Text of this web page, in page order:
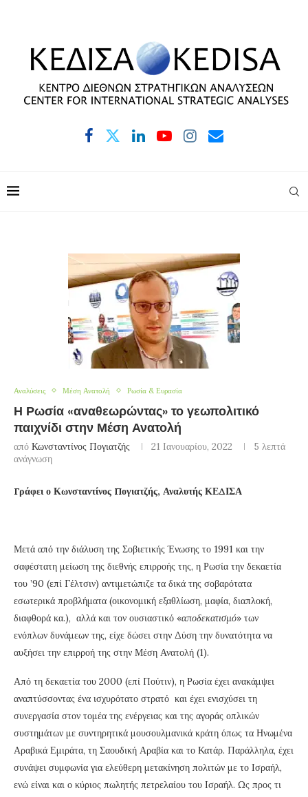
Αναλύσεις Μέση Ανατολή Ρωσία & Ευρασία
Η Ρωσία «αναθεωρώντας» το γεωπολιτικό
παιχνίδι στην Μέση Ανατολή
από Κωνσταντίνος Πογιατζής 21 Ιανουαρίου, 2022
5 λεπτά
ανάγνωση
Γράφει ο Κωνσταντίνος Πογιατζής, Αναλυτής ΚΕΔΙΣΑ
Μετά από την διάλυση της Σοβιετικής Ένωσης το 1991 και την
σαφέστατη μείωση της διεθνής επιρροής της, η Ρωσία την δεκαετία
του ’90 (επί Γέλτσιν) αντιμετώπιζε τα δικά της σοβαρότατα
εσωτερικά προβλήματα (οικονομική εξαθλίωση, μαφία, διαπλοκή,
διαφθορά κα.), αλλά και τον ουσιαστικό «αποδεκατισμό» των
ενόπλων δυνάμεων της, είχε δώσει στην Δύση την δυνατότητα να
αυξήσει την επιρροή της στην Μέση Ανατολή (1).
Από τη δεκαετία του 2000 (επί Πούτιν), η Ρωσία έχει ανακάμψει
αναπτύσσοντας ένα ισχυρότατο στρατό και έχει ενισχύσει τη
συνεργασία στον τομέα της ενέργειας και της αγοράς οπλικών
συστημάτων με συντηρητικά μουσουλμανικά κράτη όπως τα Ηνωμένα
Αραβικά Εμιράτα, τη Σαουδική Αραβία και το Κατάρ. Παράλληλα, έχει
συνάψει συμφωνία για ελεύθερη μετακίνηση πολιτών με το Ισραήλ,
ενώ είναι και ο κύριος πωλητής πετρελαίου του Ισραήλ. Ως προς τι